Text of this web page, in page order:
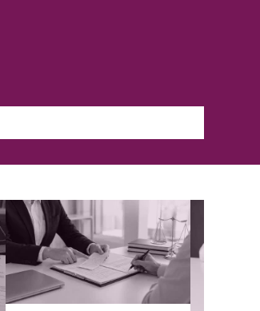
то применение любого
договора, в то
альтернативные методы
специальной комиссии за
с 2011 года, когда
комиссии за досрочный
к механизму
фактического использования